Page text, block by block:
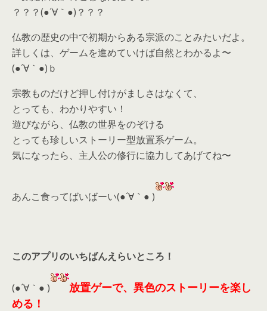
？？？(●´∀｀●)？？？
仏教の歴史の中で初期からある宗派のことみたいだよ。
詳しくは、ゲームを進めていけば自然とわかるよ〜
(●´∀｀●)ｂ
宗教ものだけど押し付けがましさはなくて、
とっても、わかりやすい！
遊びながら、仏教の世界をのぞける
とっても珍しいストーリー型放置系ゲーム。
気になったら、 主人公の修行に協力してあげてね〜
あんこ食ってばいばーい(●´∀｀● )
このアプリのいちばんえらいところ！
(●´∀｀● )
放置ゲーで、異色のストーリーを楽し
める！